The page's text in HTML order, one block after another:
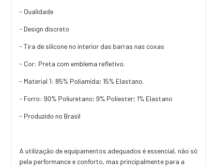
- Qualidade
- Design discreto
- Tira de silicone no interior das barras nas coxas
- Cor: Preta com emblema refletivo.
- Material 1: 85% Poliamida; 15% Elastano.
- Forro: 90% Poliuretano; 9% Poliester; 1% Elastano
- Produzido no Brasil
A utilização de equipamentos adequados é essencial, não só
pela performance e conforto, mas principalmente para a